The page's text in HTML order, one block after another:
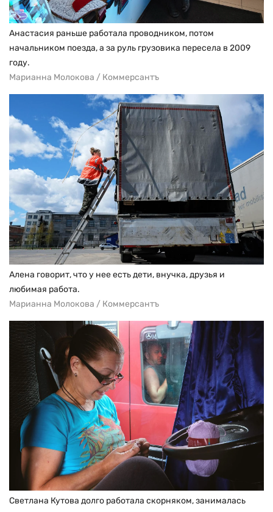
Анастасия раньше работала проводником, потом
начальником поезда, а за руль грузовика пересела в 2009
году.
Марианна Молокова / Коммерсантъ
Алена говорит, что у нее есть дети, внучка, друзья и
любимая работа.
Марианна Молокова / Коммерсантъ
Светлана Кутова долго работала скорняком, занималась